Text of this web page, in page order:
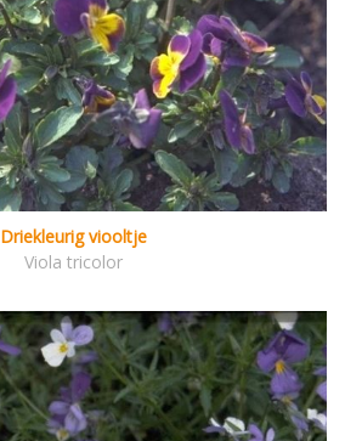
Driekleurig viooltje
Viola tricolor